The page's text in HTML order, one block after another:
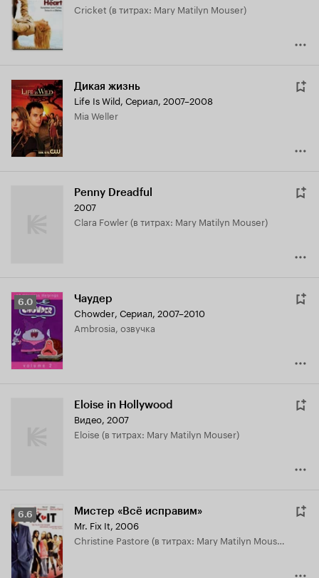
Cricket (в титрах: Mary Matilyn Mouser)
Дикая жизнь
Life Is Wild, Сериал, 2007–2008
Mia Weller
Penny Dreadful
2007
Clara Fowler (в титрах: Mary Matilyn Mouser)
Рейтинг
Кинопоиска
6.0
6.0 Чаудер
Chowder, Сериал, 2007–2010
Ambrosia, озвучка
Eloise in Hollywood
Видео, 2007
Eloise (в титрах: Mary Matilyn Mouser)
Рейтинг
Кинопоиска
6.6
6.6 Мистер «Всё исправим»
Mr. Fix It, 2006
Christine Pastore (в титрах: Mary Matilyn Mouser)